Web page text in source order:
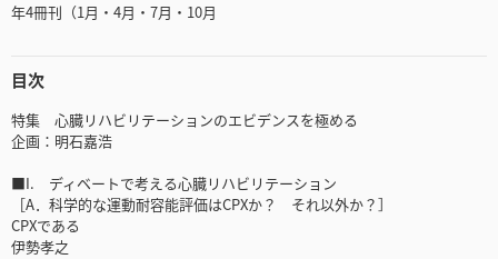
年4冊刊（1月・4月・7月・10月
目次
特集 心臓リハビリテーションのエビデンスを極める
企画：明石嘉浩
■I. ディベートで考える心臓リハビリテーション
［A．科学的な運動耐容能評価はCPXか？ それ以外か？］
CPXである
伊勢孝之